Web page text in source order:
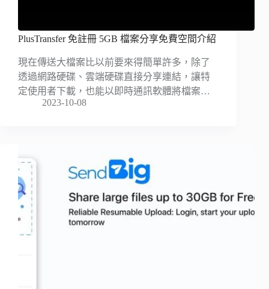
PlusTransfer 免註冊 5GB 檔案分享免費空間介紹
現在傳送大檔案比以前要來得簡單許多，除了
透過網路硬碟、雲端硬碟直接分享連結，讓特
定使用者下載，也能以即時通訊軟體將檔案…
2023-10-08